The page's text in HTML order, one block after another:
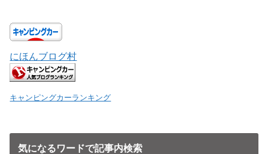
にほんブログ村
キャンピングカーランキング
気になるワードで記事内検索